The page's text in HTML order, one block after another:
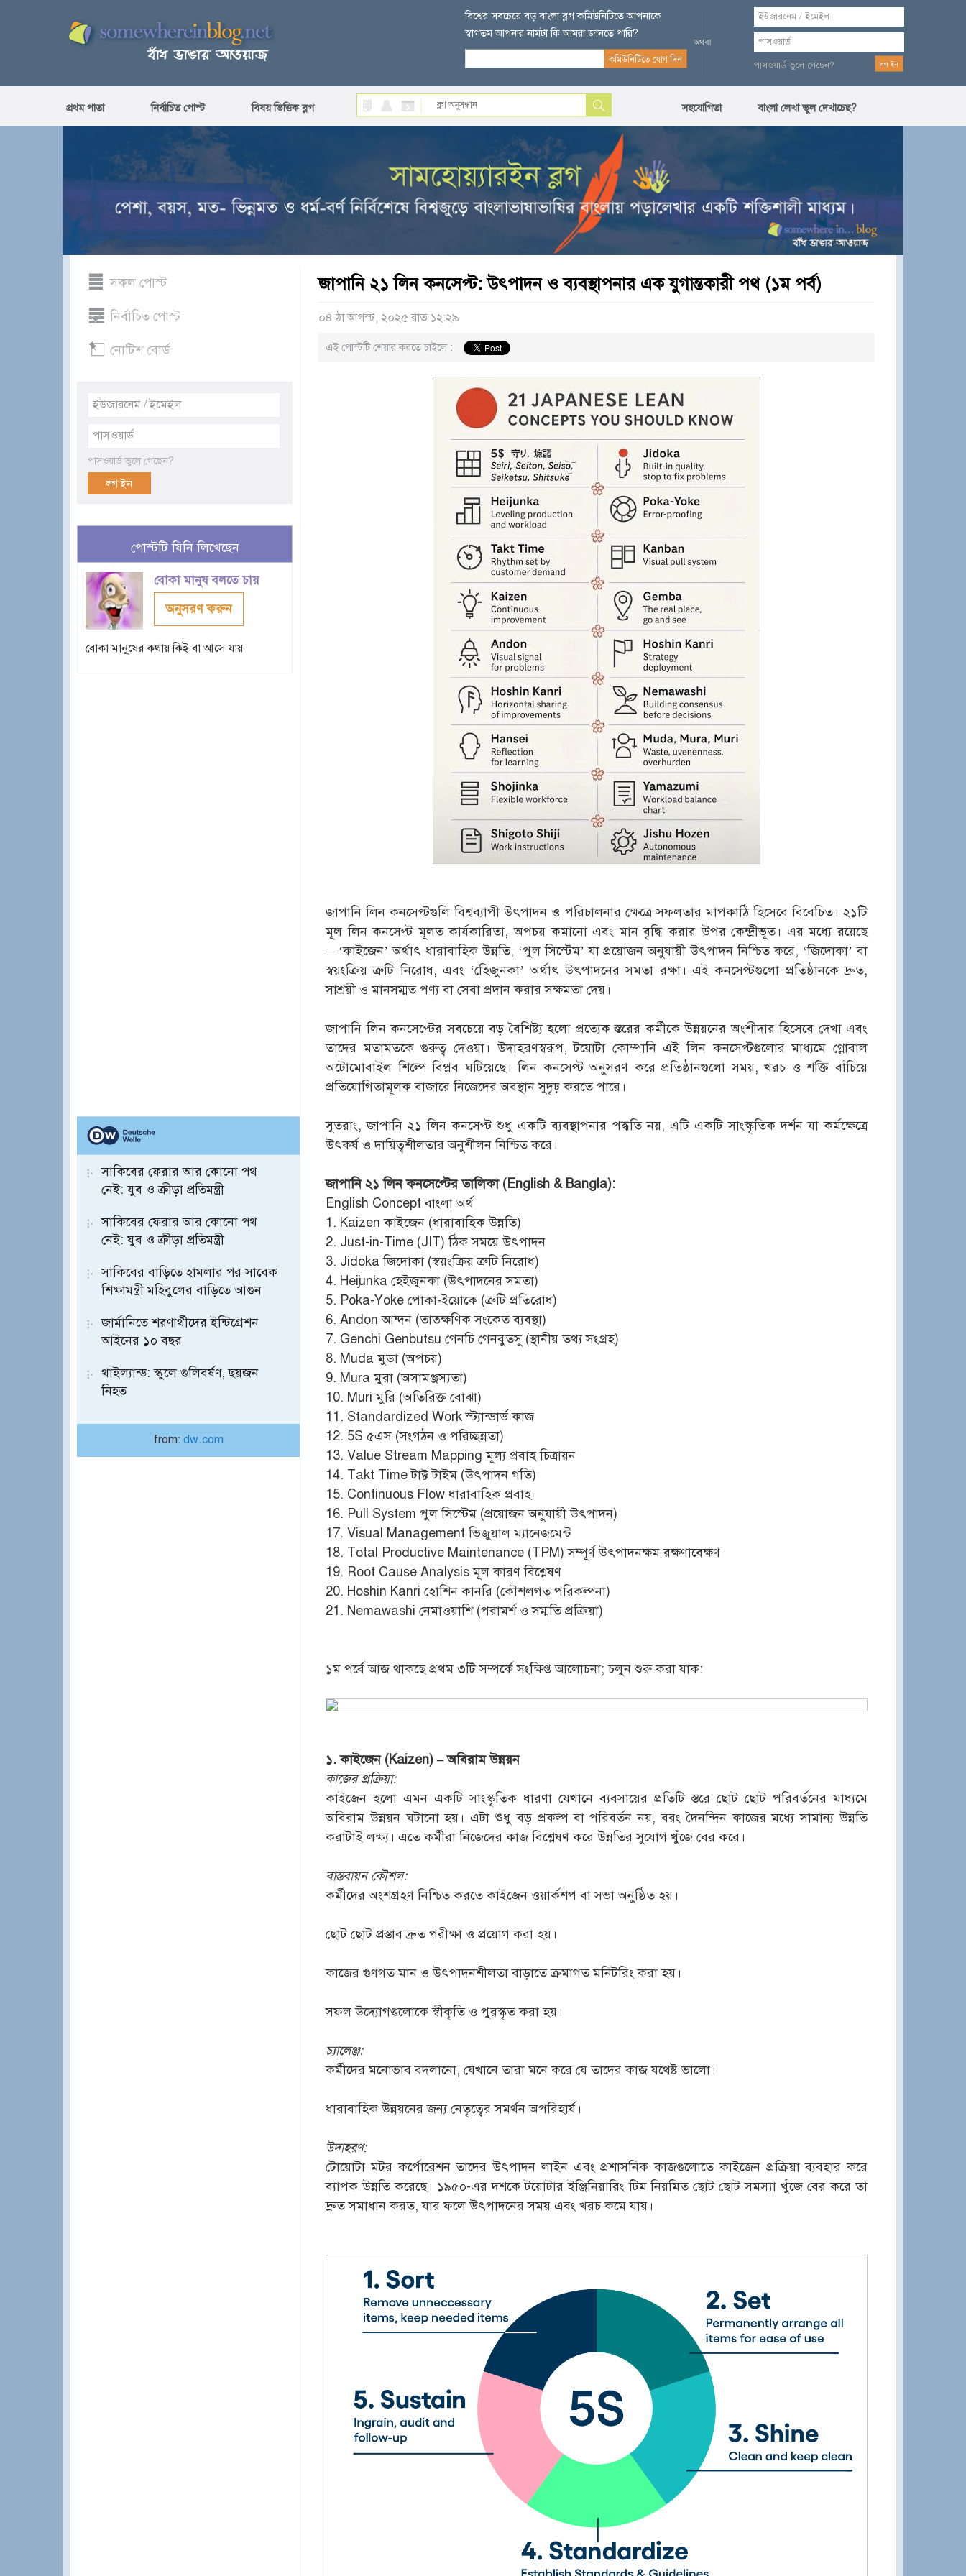
বিশ্বের সবচেয়ে বড় বাংলা ব্লগ কমিউনিটিতে আপনাকে
স্বাগতম আপনার নামটা কি আমরা জানতে পারি?
পাসওয়ার্ড ভুলে গেছেন?
প্রথম পাতা নির্বাচিত পোস্ট বিষয় ভিত্তিক ব্লগ সহযোগিতা বাংলা লেখা ভুল দেখাচেছ?
সকল পোস্ট
নির্বাচিত পোস্ট
নোটিশ বোর্ড
পাসওয়ার্ড ভুলে গেছেন?
পোস্টটি যিনি লিখেছেন
বোকা মানুষ বলতে চায়
অনুসরণ করুন
বোকা মানুষের কথায় কিই বা আসে যায়
সাকিবের ফেরার আর কোনো পথ
নেই: যুব ও ক্রীড়া প্রতিমন্ত্রী
সাকিবের ফেরার আর কোনো পথ
নেই: যুব ও ক্রীড়া প্রতিমন্ত্রী
সাকিবের বাড়িতে হামলার পর সাবেক
শিক্ষামন্ত্রী মহিবুলের বাড়িতে আগুন
জার্মানিতে শরণার্থীদের ইন্টিগ্রেশন
আইনের ১০ বছর
থাইল্যান্ড: স্কুলে গুলিবর্ষণ, ছয়জন
নিহত
from: dw.com
জাপানি ২১ লিন কনসেপ্ট: উৎপাদন ও ব্যবস্থাপনার এক যুগান্তকারী পথ (১ম পর্ব)
০৪ ঠা আগস্ট, ২০২৫ রাত ১২:২৯
এই পোস্টটি শেয়ার করতে চাইলে :
জাপানি লিন কনসেপ্টগুলি বিশ্বব্যাপী উৎপাদন ও পরিচালনার ক্ষেত্রে সফলতার মাপকাঠি হিসেবে বিবেচিত। ২১টি
মূল লিন কনসেপ্ট মূলত কার্যকারিতা, অপচয় কমানো এবং মান বৃদ্ধি করার উপর কেন্দ্রীভূত। এর মধ্যে রয়েছে
—‘কাইজেন’ অর্থাৎ ধারাবাহিক উন্নতি, ‘পুল সিস্টেম’ যা প্রয়োজন অনুযায়ী উৎপাদন নিশ্চিত করে, ‘জিদোকা’ বা
স্বয়ংক্রিয় ত্রুটি নিরোধ, এবং ‘হেিজুনকা’ অর্থাৎ উৎপাদনের সমতা রক্ষা। এই কনসেপ্টগুলো প্রতিষ্ঠানকে দ্রুত,
সাশ্রয়ী ও মানসম্মত পণ্য বা সেবা প্রদান করার সক্ষমতা দেয়।
জাপানি লিন কনসেপ্টের সবচেয়ে বড় বৈশিষ্ট্য হলো প্রত্যেক স্তরের কর্মীকে উন্নয়নের অংশীদার হিসেবে দেখা এবং
তাদের মতামতকে গুরুত্ব দেওয়া। উদাহরণস্বরূপ, টয়োটা কোম্পানি এই লিন কনসেপ্টগুলোর মাধ্যমে গ্লোবাল
অটোমোবাইল শিল্পে বিপ্লব ঘটিয়েছে। লিন কনসেপ্ট অনুসরণ করে প্রতিষ্ঠানগুলো সময়, খরচ ও শক্তি বাঁচিয়ে
প্রতিযোগিতামূলক বাজারে নিজেদের অবস্থান সুদৃঢ় করতে পারে।
সুতরাং, জাপানি ২১ লিন কনসেপ্ট শুধু একটি ব্যবস্থাপনার পদ্ধতি নয়, এটি একটি সাংস্কৃতিক দর্শন যা কর্মক্ষেত্রে
উৎকর্ষ ও দায়িত্বশীলতার অনুশীলন নিশ্চিত করে।
জাপানি ২১ লিন কনসেপ্টের তালিকা (English & Bangla):
English Concept বাংলা অর্থ
1. Kaizen কাইজেন (ধারাবাহিক উন্নতি)
2. Just-in-Time (JIT) ঠিক সময়ে উৎপাদন
3. Jidoka জিদোকা (স্বয়ংক্রিয় ত্রুটি নিরোধ)
4. Heijunka হেইজুনকা (উৎপাদনের সমতা)
5. Poka-Yoke পোকা-ইয়োকে (ত্রুটি প্রতিরোধ)
6. Andon আন্দন (তাত্ক্ষণিক সংকেত ব্যবস্থা)
7. Genchi Genbutsu গেনচি গেনবুতসু (স্থানীয় তথ্য সংগ্রহ)
8. Muda মুডা (অপচয়)
9. Mura মুরা (অসামঞ্জস্যতা)
10. Muri মুরি (অতিরিক্ত বোঝা)
11. Standardized Work স্ট্যান্ডার্ড কাজ
12. 5S ৫এস (সংগঠন ও পরিচ্ছন্নতা)
13. Value Stream Mapping মূল্য প্রবাহ চিত্রায়ন
14. Takt Time টাক্ট টাইম (উৎপাদন গতি)
15. Continuous Flow ধারাবাহিক প্রবাহ
16. Pull System পুল সিস্টেম (প্রয়োজন অনুযায়ী উৎপাদন)
17. Visual Management ভিজুয়াল ম্যানেজমেন্ট
18. Total Productive Maintenance (TPM) সম্পূর্ণ উৎপাদনক্ষম রক্ষণাবেক্ষণ
19. Root Cause Analysis মূল কারণ বিশ্লেষণ
20. Hoshin Kanri হোশিন কানরি (কৌশলগত পরিকল্পনা)
21. Nemawashi নেমাওয়াশি (পরামর্শ ও সম্মতি প্রক্রিয়া)
১ম পর্বে আজ থাকছে প্রথম ৩টি সম্পর্কে সংক্ষিপ্ত আলোচনা; চলুন শুরু করা যাক:
১. কাইজেন (Kaizen) – অবিরাম উন্নয়ন
কাজের প্রক্রিয়া:
কাইজেন হলো এমন একটি সাংস্কৃতিক ধারণা যেখানে ব্যবসায়ের প্রতিটি স্তরে ছোট ছোট পরিবর্তনের মাধ্যমে
অবিরাম উন্নয়ন ঘটানো হয়। এটা শুধু বড় প্রকল্প বা পরিবর্তন নয়, বরং দৈনন্দিন কাজের মধ্যে সামান্য উন্নতি
করাটাই লক্ষ্য। এতে কর্মীরা নিজেদের কাজ বিশ্লেষণ করে উন্নতির সুযোগ খুঁজে বের করে।
বাস্তবায়ন কৌশল:
কর্মীদের অংশগ্রহণ নিশ্চিত করতে কাইজেন ওয়ার্কশপ বা সভা অনুষ্ঠিত হয়।
ছোট ছোট প্রস্তাব দ্রুত পরীক্ষা ও প্রয়োগ করা হয়।
কাজের গুণগত মান ও উৎপাদনশীলতা বাড়াতে ক্রমাগত মনিটরিং করা হয়।
সফল উদ্যোগগুলোকে স্বীকৃতি ও পুরস্কৃত করা হয়।
চ্যালেঞ্জ:
কর্মীদের মনোভাব বদলানো, যেখানে তারা মনে করে যে তাদের কাজ যথেষ্ট ভালো।
ধারাবাহিক উন্নয়নের জন্য নেতৃত্বের সমর্থন অপরিহার্য।
উদাহরণ:
টোয়োটা মটর কর্পোরেশন তাদের উৎপাদন লাইন এবং প্রশাসনিক কাজগুলোতে কাইজেন প্রক্রিয়া ব্যবহার করে
ব্যাপক উন্নতি করেছে। ১৯৫০-এর দশকে টয়োটার ইঞ্জিনিয়ারিং টিম নিয়মিত ছোট ছোট সমস্যা খুঁজে বের করে তা
দ্রুত সমাধান করত, যার ফলে উৎপাদনের সময় এবং খরচ কমে যায়।